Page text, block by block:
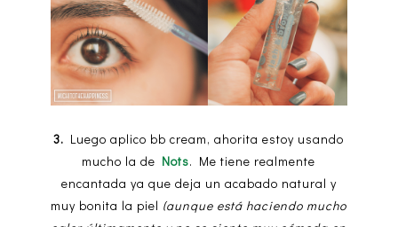
3. Luego aplico bb cream, ahorita estoy usando
mucho la de Nots. Me tiene realmente
encantada ya que deja un acabado natural y
muy bonita la piel (aunque está haciendo mucho